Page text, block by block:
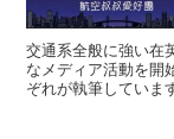
交通系全般に強い在
なメディア活動を開
ぞれが執筆していま